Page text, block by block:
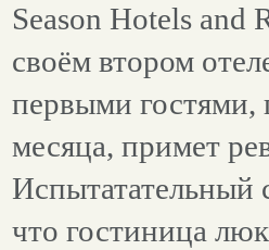
Season Hotels and
своём втором
первыми гостями,
месяца, примет
Испытатательный
что гостиница